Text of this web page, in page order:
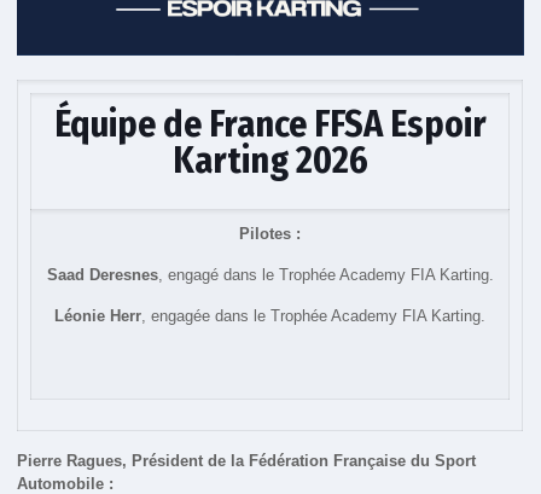
Équipe de France FFSA Espoir
Karting 2026
Pilotes :
Saad Deresnes, engagé dans le Trophée Academy FIA Karting.
Léonie Herr , engagée dans le Trophée Academy FIA Karting.
Pierre Ragues, Président de la Fédération Française du Sport
Automobile :